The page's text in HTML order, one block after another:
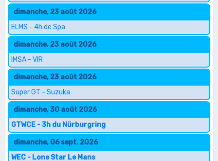
dimanche, 23 août 2026
ELMS - 4h de Spa
dimanche, 23 août 2026
IMSA - VIR
dimanche, 23 août 2026
Super GT - Suzuka
dimanche, 30 août 2026
GTWCE - 3h du Nürburgring
dimanche, 06 sept. 2026
WEC - Lone Star Le Mans